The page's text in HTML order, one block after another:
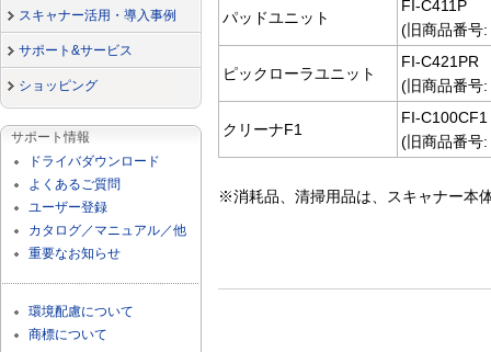
スキャナー活用・導入事例
サポート&サービス
ショッピング
サポート情報
ドライバダウンロード
よくあるご質問
ユーザー登録
カタログ／マニュアル／他
重要なお知らせ
環境配慮について
商標について
パッドユニット
FI-C411P
(旧商品番号
ピックローラユニット
FI-C421PR
(旧商品番号
クリーナF1
FI-C100CF1
(旧商品番号
※消耗品、清掃用品は、スキャナー本